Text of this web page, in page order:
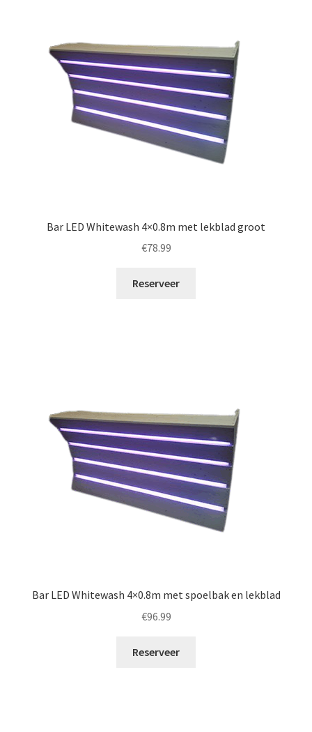
Bar LED Whitewash 4×0.8m met lekblad groot
€78.99
Reserveer
Bar LED Whitewash 4×0.8m met spoelbak en lekblad
€96.99
Reserveer